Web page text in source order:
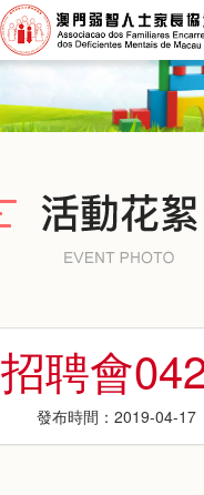
招聘會
發布時間：2019-04-17